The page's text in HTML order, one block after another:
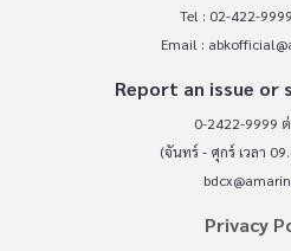
Tel : 02-422-
Email :
Report an issue or
0-2422-9999
(จันทร์ - ศุกร์ เวลา
Privacy